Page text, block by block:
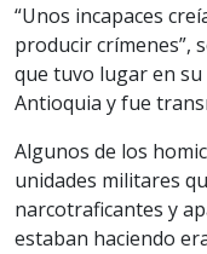
“Unos incapaces
producir crímenes”,
que tuvo lugar en
Antioquia y fue
Algunos de los
unidades militares
narcotraficantes y
estaban haciendo